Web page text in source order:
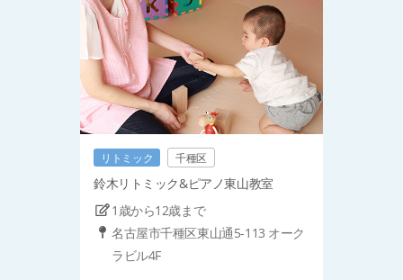
リトミック 千種区
鈴木リトミック&ピアノ東山教室
1歳から12歳まで
名古屋市千種区東山通5-113 オーク
ラビル4F